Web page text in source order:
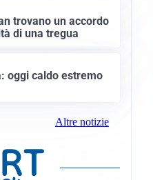
trovano un accordo
di una tregua
oggi caldo estremo
Altre notizie